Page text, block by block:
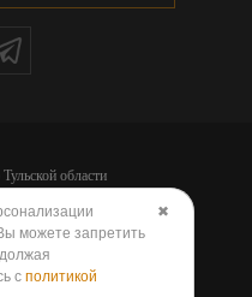
области
данных
данных
программами
✖
можете запретить
с политикой